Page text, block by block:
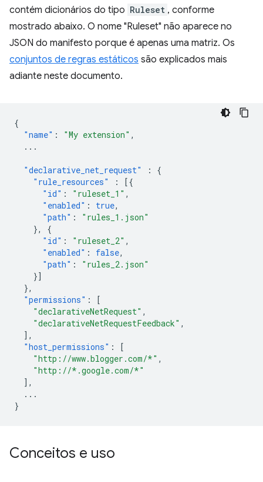
contém dicionários do tipo Ruleset , conforme
mostrado abaixo. O nome "Ruleset" não aparece no
JSON do manifesto porque é apenas uma matriz. Os
conjuntos de regras estáticos são explicados mais
adiante neste documento.
{
"name" : "My extension" ,
...
"declarative_net_request" :
{
"rule_resources"
:
[{
"id" : "ruleset_1" ,
"enabled" : true,
"path" :
"rules_1.json"
},
{
"id" : "ruleset_2" ,
"enabled" : false,
"path" :
"rules_2.json"
}]
},
"permissions" :
[
"declarativeNetRequest" ,
"declarativeNetRequestFeedback" ,
],
"host_permissions" :
[
"http://www.blogger.com/*" ,
"http://*.google.com/*"
],
...
}
Conceitos e uso